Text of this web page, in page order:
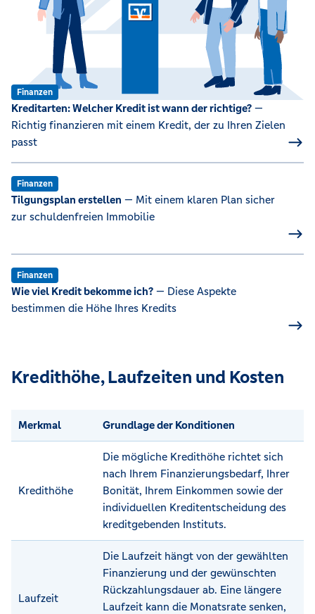
Finanzen
Kreditarten: Welcher Kredit ist wann der richtige? —
Richtig finanzieren mit einem Kredit, der zu Ihren Zielen
passt
Finanzen
Tilgungsplan erstellen — Mit einem klaren Plan sicher
zur schuldenfreien Immobilie
Finanzen
Wie viel Kredit bekomme ich? — Diese Aspekte
bestimmen die Höhe Ihres Kredits
Kredithöhe, Laufzeiten und Kosten
Merkmal Grundlage der Konditionen
Kredithöhe
Die mögliche Kredithöhe richtet sich
nach Ihrem Finanzierungsbedarf, Ihrer
Bonität, Ihrem Einkommen sowie der
individuellen Kreditentscheidung des
kreditgebenden Instituts.
Laufzeit
Die Laufzeit hängt von der gewählten
Finanzierung und der gewünschten
Rückzahlungsdauer ab. Eine längere
Laufzeit kann die Monatsrate senken,